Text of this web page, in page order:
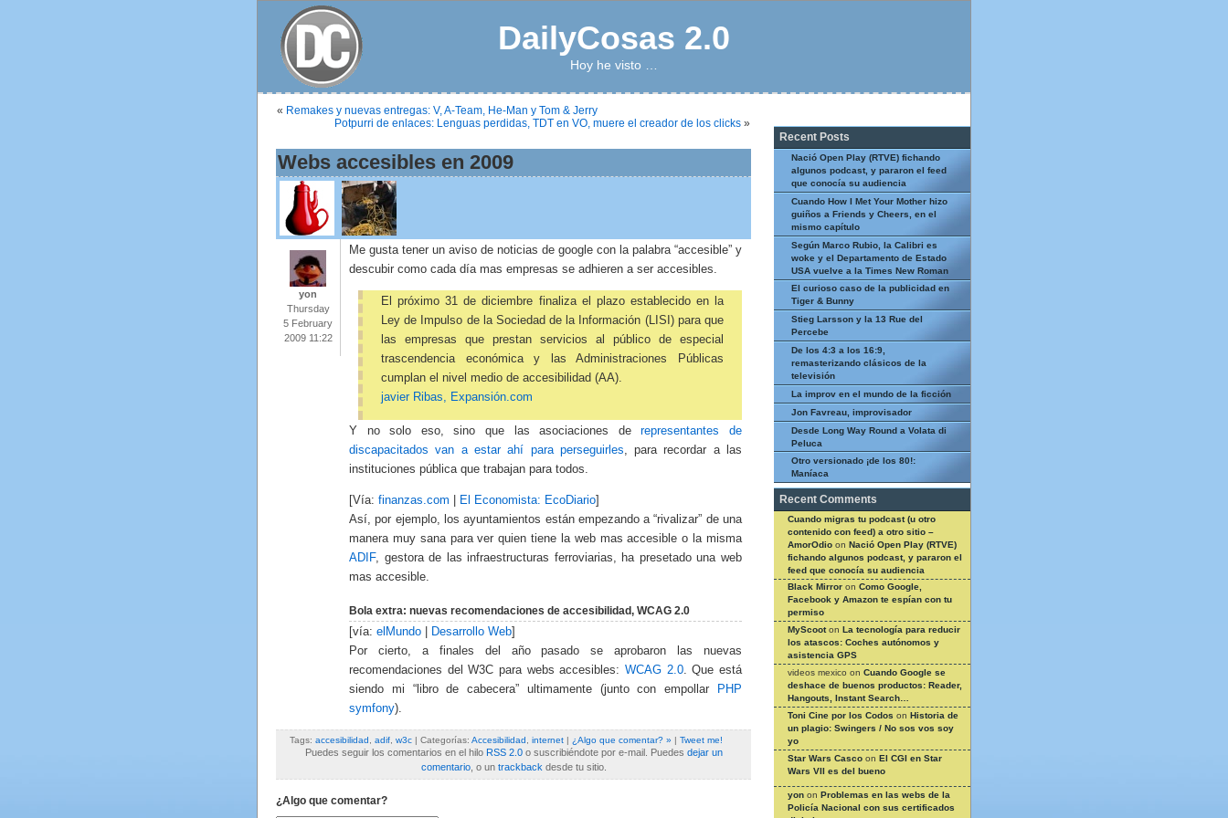
DailyCosas 2.0
Hoy he visto …
« Remakes y nuevas entregas: V, A-Team, He-Man y Tom & Jerry
Potpurri de enlaces: Lenguas perdidas, TDT en VO, muere el creador de los clicks »
Webs accesibles en 2009
yon
Thursday
5 February
2009 11:22
Me gusta tener un aviso de noticias de google con la palabra “accesible” y
descubir como cada día mas empresas se adhieren a ser accesibles.
El próximo 31 de diciembre finaliza el plazo establecido en la
Ley de Impulso de la Sociedad de la Información (LISI) para que
las empresas que prestan servicios al público de especial
trascendencia económica y las Administraciones Públicas
cumplan el nivel medio de accesibilidad (AA).
javier Ribas, Expansión.com
Y no solo eso, sino que las asociaciones derepresentantes de
discapacitados van a estar ahí para perseguirles, para recordar a las
instituciones pública que trabajan para todos.
[Vía: finanzas.com El Economista: EcoDiario]
Así, por ejemplo, los ayuntamientos están empezando a “rivalizar” de una
manera muy sana para ver quien tiene la web mas accesible o la misma
ADIF, gestora de las infraestructuras ferroviarias, ha presetado una web
mas accesible.
Bola extra: nuevas recomendaciones de accesibilidad, WCAG 2.0
[vía: elMundo Desarrollo Web]
Por cierto, a finales del año pasado se aprobaron las nuevas
recomendaciones del W3C para webs accesibles: WCAG 2.0. Que está
siendo mi “libro de cabecera” ultimamente (junto con empollar
PHP
symfony).
Tags: accesibilidad , adif, w3c | Categorías: Accesibilidad , internet ¿Algo que comentar? » Tweet me!
Puedes seguir los comentarios en el hilo RSS 2.0o suscribiéndote por e-mail. Puedes dejar un
comentario, o un trackback desde tu sitio.
¿Algo que comentar?
Recent Posts
Nació Open Play (RTVE) fichando
algunos podcast, y pararon el feed
que conocía su audiencia
Cuando How I Met Your Mother hizo
guiños a Friends y Cheers, en el
mismo capítulo
Según Marco Rubio, la Calibri es
woke y el Departamento de Estado
USA vuelve a la Times New Roman
El curioso caso de la publicidad en
Tiger & Bunny
Stieg Larsson y la 13 Rue del
Percebe
De los 4:3 a los 16:9,
remasterizando clásicos de la
televisión
La improv en el mundo de la ficción
Jon Favreau, improvisador
Desde Long Way Round a Volata di
Peluca
Otro versionado ¡de los 80!:
Maníaca
Recent Comments
Cuando migras tu podcast (u otro
contenido con feed) a otro sitio –
AmorOdio on Nació Open Play (RTVE)
fichando algunos podcast, y pararon el
feed que conocía su audiencia
Black Mirror on Como Google,
Facebook y Amazon te espían con tu
permiso
MyScooton La tecnología para reducir
los atascos: Coches autónomos y
asistencia GPS
videos mexico on Cuando Google se
deshace de buenos productos: Reader,
Hangouts, Instant Search…
Toni Cine por los Codos on Historia de
un plagio: Swingers / No sos vos soy
yo
Star Wars Casco on El CGI en Star
Wars VII es del bueno
yon on Problemas en las webs de la
Policía Nacional con sus certificados